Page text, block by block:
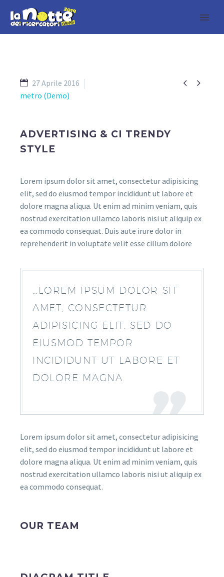
 
27 Aprile 2016
metro (Demo)
ADVERTISING & CI TRENDY
STYLE
Lorem ipsum dolor sit amet, consectetur adipisicing
elit, sed do eiusmod tempor incididunt ut labore et
dolore magna aliqua. Ut enim ad minim veniam, quis
nostrud exercitation ullamco laboris nisi ut aliquip ex
ea commodo consequat. Duis aute irure dolor in
reprehenderit in voluptate velit esse cillum dolore
…LOREM IPSUM DOLOR SIT
AMET, CONSECTETUR
ADIPISICING ELIT, SED DO
EIUSMOD TEMPOR
INCIDIDUNT UT LABORE ET
DOLORE MAGNA
Lorem ipsum dolor sit amet, consectetur adipisicing
elit, sed do eiusmod tempor incididunt ut labore et
dolore magna aliqua. Ut enim ad minim veniam, quis
nostrud exercitation ullamco laboris nisi ut aliquip ex
ea commodo consequat.
OUR TEAM